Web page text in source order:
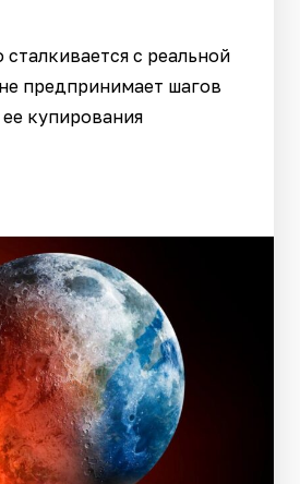
сталкивается с реальной
предпринимает шагов
ее купирования